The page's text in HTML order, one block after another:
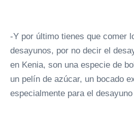
-Y por último tienes que comer
desayunos, por no decir el
en Kenia, son una especie de
un pelín de azúcar, un bocado
especialmente para el